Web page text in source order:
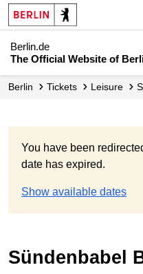
Berlin.de
The Official Website of
Berlin Tickets Leisure
You have been
date has expired.
Show available dates
Sündenbabel